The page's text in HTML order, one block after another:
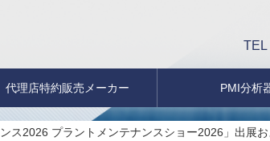
TEL
代理店特約販売メーカー PMI分析
ス2026 プラントメンテナンスショー2026」出展